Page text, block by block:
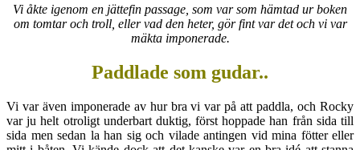
Vi åkte igenom en jättefin passage, som var som hämtad ur boken
om tomtar och troll, eller vad den heter, gör fint var det och vi var
mäkta imponerade.
Paddlade som gudar..
Vi var även imponerade av hur bra vi var på att paddla, och Rocky
var ju helt otroligt underbart duktig, först hoppade han från sida till
sida men sedan la han sig och vilade antingen vid mina fötter eller